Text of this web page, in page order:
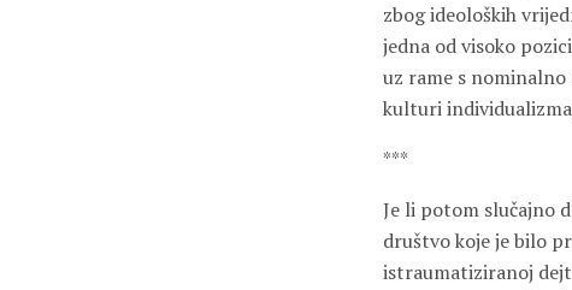
zbog ideoloških
jedna od visoko
uz rame s
kulturi
***
Je li potom slučajno
društvo koje je bilo
istraumatiziranoj